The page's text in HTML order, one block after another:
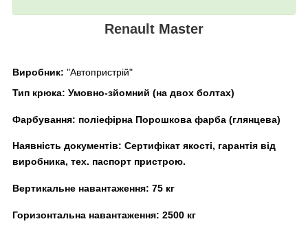
Renault Master
Виробник: "Автопристрій"
Тип крюка: Умовно-зйомний (на двох болтах)
Фарбування: поліефірна Порошкова фарба (глянцева)
Наявність документів: Сертифікат якості, гарантія від
виробника, тех. паспорт пристрою.
Вертикальне навантаження: 75 кг
Горизонтальна навантаження: 2500 кг